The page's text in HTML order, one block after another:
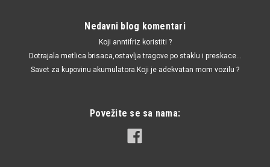
Nedavni blog komentari
Koji anntifriz koristiti ?
Dotrajala metlica brisaca,ostavlja tragove po staklu i preskace...
Savet za kupovinu akumulatora.Koji je adekvatan mom vozilu ?
Povežite se sa nama: